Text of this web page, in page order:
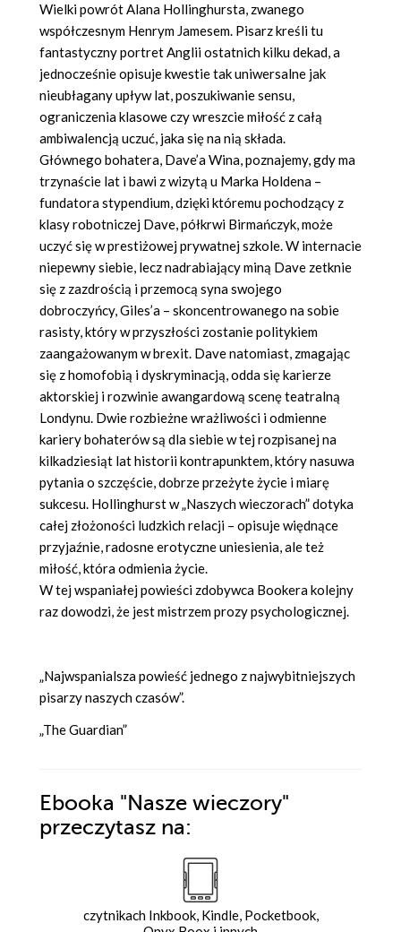
Wielki powrót Alana Hollinghursta, zwanego
współczesnym Henrym Jamesem. Pisarz kreśli tu
fantastyczny portret Anglii ostatnich kilku dekad, a
jednocześnie opisuje kwestie tak uniwersalne jak
nieubłagany upływ lat, poszukiwanie sensu,
ograniczenia klasowe czy wreszcie miłość z całą
ambiwalencją uczuć, jaka się na nią składa.
Głównego bohatera, Dave’a Wina, poznajemy, gdy ma
trzynaście lat i bawi z wizytą u Marka Holdena –
fundatora stypendium, dzięki któremu pochodzący z
klasy robotniczej Dave, półkrwi Birmańczyk, może
uczyć się w prestiżowej prywatnej szkole. W internacie
niepewny siebie, lecz nadrabiający miną Dave zetknie
się z zazdrością i przemocą syna swojego
dobroczyńcy, Giles’a – skoncentrowanego na sobie
rasisty, który w przyszłości zostanie politykiem
zaangażowanym w brexit. Dave natomiast, zmagając
się z homofobią i dyskryminacją, odda się karierze
aktorskiej i rozwinie awangardową scenę teatralną
Londynu. Dwie rozbieżne wrażliwości i odmienne
kariery bohaterów są dla siebie w tej rozpisanej na
kilkadziesiąt lat historii kontrapunktem, który nasuwa
pytania o szczęście, dobrze przeżyte życie i miarę
sukcesu. Hollinghurst w „Naszych wieczorach” dotyka
całej złożoności ludzkich relacji – opisuje więdnące
przyjaźnie, radosne erotyczne uniesienia, ale też
miłość, która odmienia życie.
W tej wspaniałej powieści zdobywca Bookera kolejny
raz dowodzi, że jest mistrzem prozy psychologicznej.
„Najwspanialsza powieść jednego z najwybitniejszych
pisarzy naszych czasów”.
„The Guardian”
Ebooka "Nasze wieczory"
przeczytasz na:
czytnikach Inkbook, Kindle, Pocketbook,